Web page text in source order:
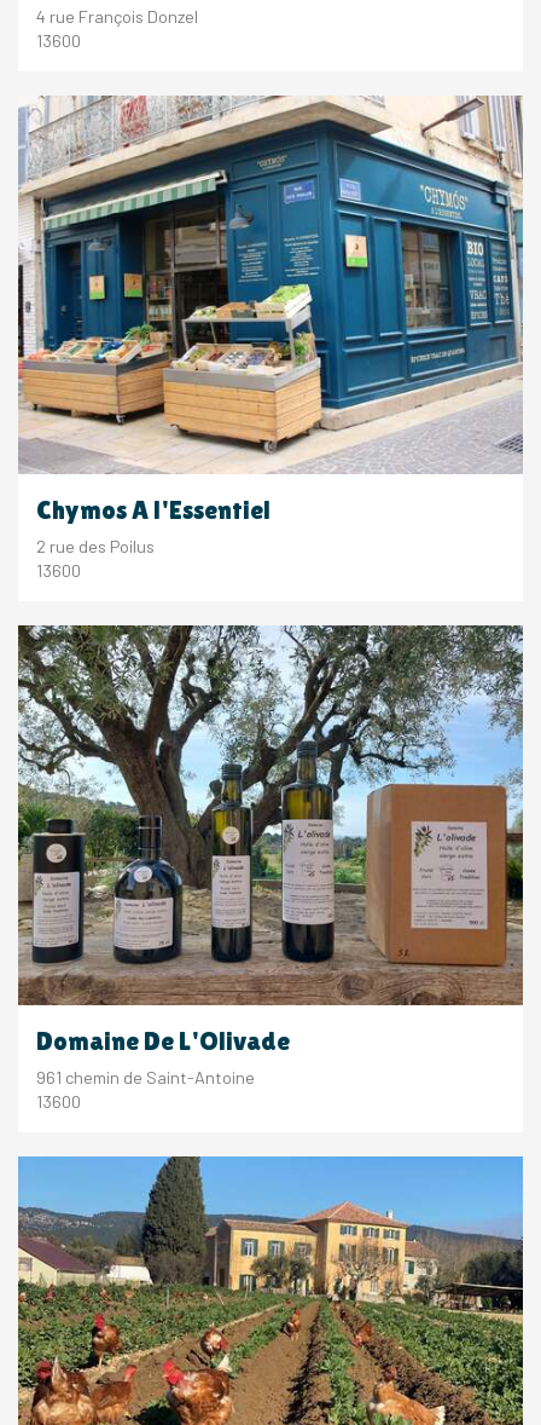
4 rue François Donzel
13600
Chymos A l'Essentiel
2 rue des Poilus
13600
Domaine De L'Olivade
961 chemin de Saint-Antoine
13600